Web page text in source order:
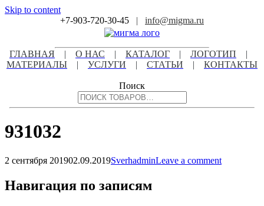
Skip to content
+7-903-720-30-45 | info@migma.ru
ГЛАВНАЯ | О НАС | КАТАЛОГ | ЛОГОТИП
|
МАТЕРИАЛЫ
| УСЛУГИ | СТАТЬИ | КОНТАКТЫ
Поиск
931032
2 сентября 201902.09.2019SverhadminLeave a comment
Навигация по записям